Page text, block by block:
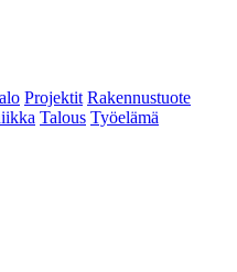
Projektit Rakennustuote
Talous Työelämä